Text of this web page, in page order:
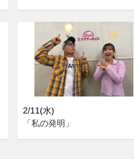
2/11(水)
「私の発明」